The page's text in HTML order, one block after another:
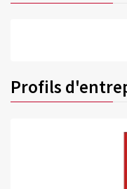
Profils